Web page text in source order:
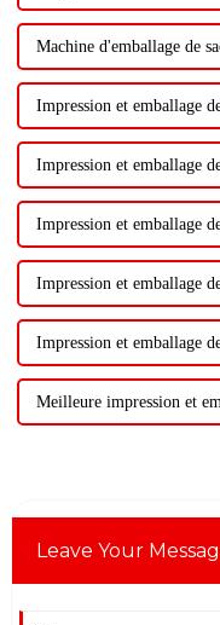
Machine d'emballage de
Impression et emballage
Impression et emballage
Impression et emballage
Impression et emballage
Impression et emballage
Meilleure impression et
Leave Your